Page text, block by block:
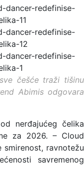
češće traži tišinu
Abimis odgovara
nerđajućeg čelika
za 2026. – Cloud
smirenost, ravnotežu
savremenog